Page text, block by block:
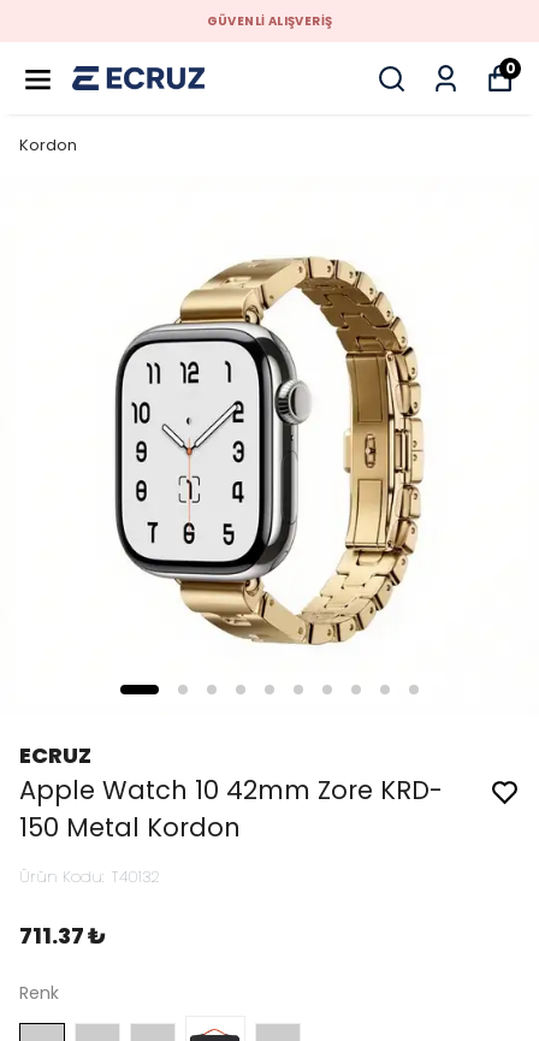
GÜVENLİ ALIŞVERİŞ
0
Kordon
ECRUZ
Apple Watch 10 42mm Zore KRD-
150 Metal Kordon
Ürün Kodu: T40132
711.37 ₺
Renk